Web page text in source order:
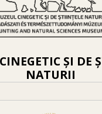
ȘI DE
NATURII